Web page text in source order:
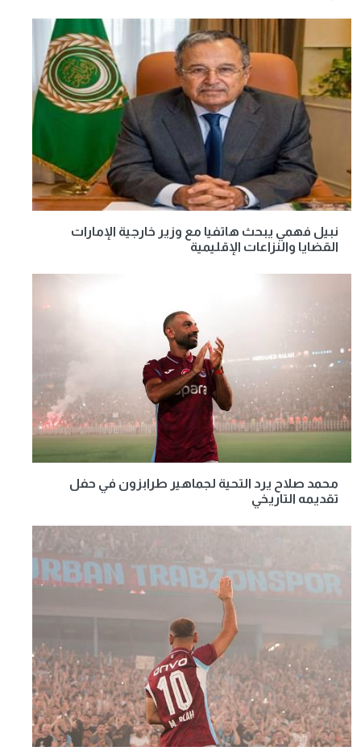
نبيل فهمي يبحث هاتفيا مع وزير خارجية الإمارات
القضايا والنزاعات الإقليمية
محمد صلاح يرد التحية لجماهير طرابزون في حفل
تقديمه التاريخي